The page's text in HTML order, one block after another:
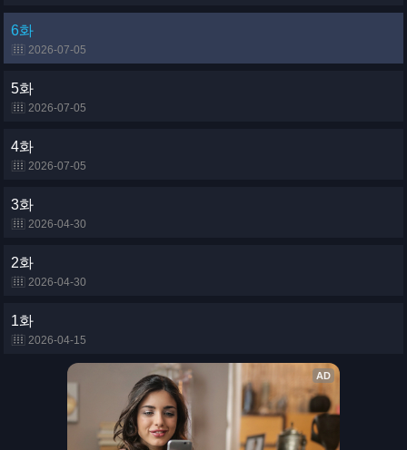
6화
2026-07-05
5화
2026-07-05
4화
2026-07-05
3화
2026-04-30
2화
2026-04-30
1화
2026-04-15